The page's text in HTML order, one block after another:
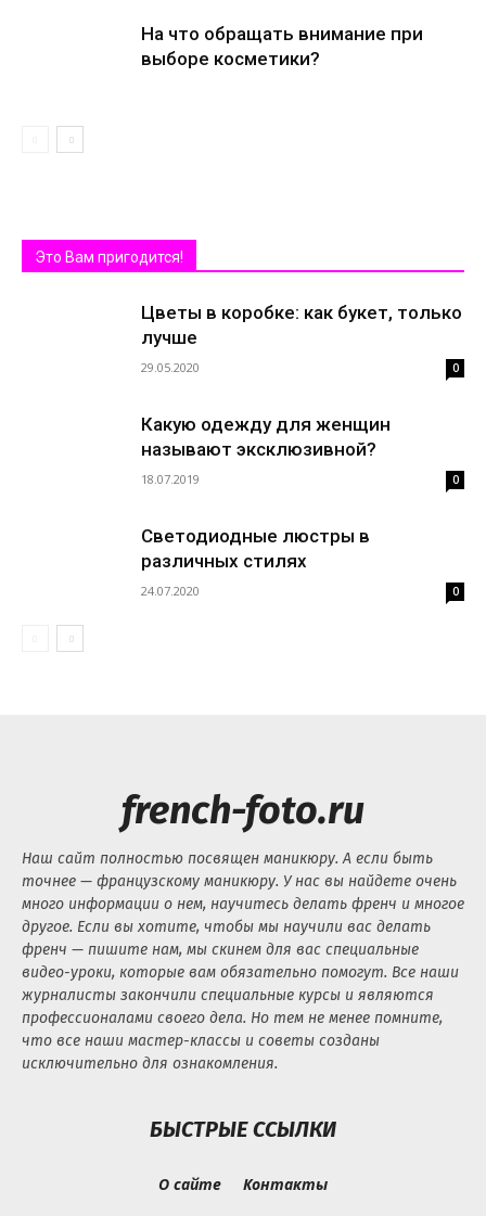
На что обращать внимание при
выборе косметики?
Это Вам пригодится!
Цветы в коробке: как букет, только
лучше
29.05.2020 0
Какую одежду для женщин
называют эксклюзивной?
18.07.2019 0
Светодиодные люстры в
различных стилях
24.07.2020 0
french-foto.ru
Наш сайт полностью посвящен маникюру. А если быть
точнее — французскому маникюру. У нас вы найдете очень
много информации о нем, научитесь делать френч и многое
другое. Если вы хотите, чтобы мы научили вас делать
френч — пишите нам, мы скинем для вас специальные
видео-уроки, которые вам обязательно помогут. Все наши
журналисты закончили специальные курсы и являются
профессионалами своего дела. Но тем не менее помните,
что все наши мастер-классы и советы созданы
исключительно для ознакомления.
БЫСТРЫЕ ССЫЛКИ
О сайте Контакты